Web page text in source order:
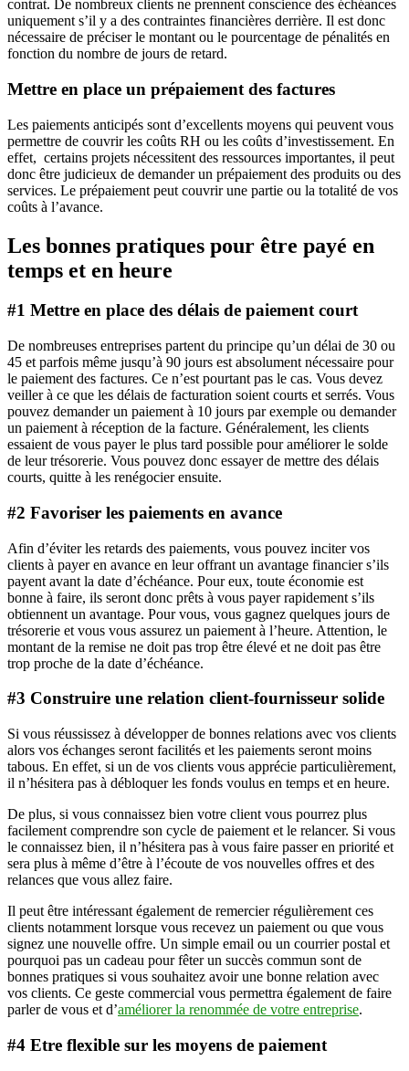
contrat. De nombreux clients ne prennent conscience des échéances
uniquement s’il y a des contraintes financières derrière. Il est donc
nécessaire de préciser le montant ou le pourcentage de pénalités en
fonction du nombre de jours de retard.
Mettre en place un prépaiement des factures
Les paiements anticipés sont d’excellents moyens qui peuvent vous
permettre de couvrir les coûts RH ou les coûts d’investissement. En
effet, certains projets nécessitent des ressources importantes, il peut
donc être judicieux de demander un prépaiement des produits ou des
services. Le prépaiement peut couvrir une partie ou la totalité de vos
coûts à l’avance.
Les bonnes pratiques pour être payé en
temps et en heure
#1 Mettre en place des délais de paiement court
De nombreuses entreprises partent du principe qu’un délai de 30 ou
45 et parfois même jusqu’à 90 jours est absolument nécessaire pour
le paiement des factures. Ce n’est pourtant pas le cas. Vous devez
veiller à ce que les délais de facturation soient courts et serrés. Vous
pouvez demander un paiement à 10 jours par exemple ou demander
un paiement à réception de la facture. Généralement, les clients
essaient de vous payer le plus tard possible pour améliorer le solde
de leur trésorerie. Vous pouvez donc essayer de mettre des délais
courts, quitte à les renégocier ensuite.
#2 Favoriser les paiements en avance
Afin d’éviter les retards des paiements, vous pouvez inciter vos
clients à payer en avance en leur offrant un avantage financier s’ils
payent avant la date d’échéance. Pour eux, toute économie est
bonne à faire, ils seront donc prêts à vous payer rapidement s’ils
obtiennent un avantage. Pour vous, vous gagnez quelques jours de
trésorerie et vous vous assurez un paiement à l’heure. Attention, le
montant de la remise ne doit pas trop être élevé et ne doit pas être
trop proche de la date d’échéance.
#3 Construire une relation client-fournisseur solide
Si vous réussissez à développer de bonnes relations avec vos clients
alors vos échanges seront facilités et les paiements seront moins
tabous. En effet, si un de vos clients vous apprécie particulièrement,
il n’hésitera pas à débloquer les fonds voulus en temps et en heure.
De plus, si vous connaissez bien votre client vous pourrez plus
facilement comprendre son cycle de paiement et le relancer. Si vous
le connaissez bien, il n’hésitera pas à vous faire passer en priorité et
sera plus à même d’être à l’écoute de vos nouvelles offres et des
relances que vous allez faire.
Il peut être intéressant également de remercier régulièrement ces
clients notamment lorsque vous recevez un paiement ou que vous
signez une nouvelle offre. Un simple email ou un courrier postal et
pourquoi pas un cadeau pour fêter un succès commun sont de
bonnes pratiques si vous souhaitez avoir une bonne relation avec
vos clients. Ce geste commercial vous permettra également de faire
parler de vous et d’améliorer la renommée de votre entreprise.
#4 Etre flexible sur les moyens de paiement